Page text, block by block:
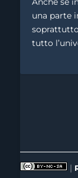
una parte
tutto
|